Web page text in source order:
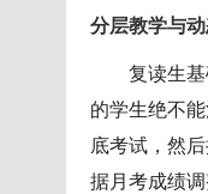
分层教学与
复读生
的学生绝不
底考试，然
据月考成绩